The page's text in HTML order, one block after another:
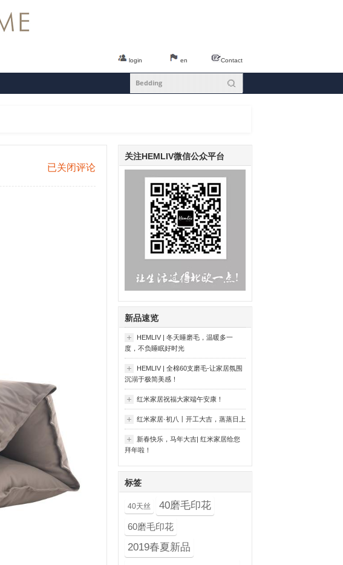
Contact
en
login
休
闲
已关闭评论
关注HEMLIV微信公众平台
新品速览
HEMLIV | 冬天睡磨毛，温暖多一
度，不负睡眠好时光
HEMLIV | 全棉60支磨毛-让家居氛围
沉溺于极简美感！
红米家居祝福大家端午安康！
红米家居·初八丨开工大吉，蒸蒸日上
新春快乐，马年大吉| 红米家居给您
拜年啦！
标签
40天丝 40磨毛印花
60磨毛印花
2019春夏新品